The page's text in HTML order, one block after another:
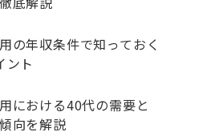
の年収条件で知っておく
ント
における40代の需要と
向を解説